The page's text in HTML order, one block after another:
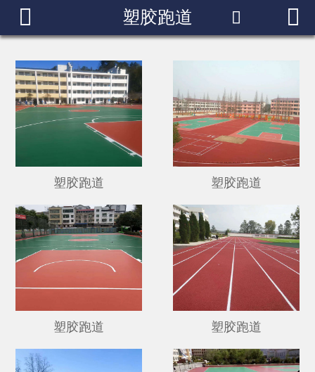
产品中心
成功案例
新闻中心
联系我们
 塑胶跑道  
塑胶跑道 塑胶跑道
塑胶跑道 塑胶跑道